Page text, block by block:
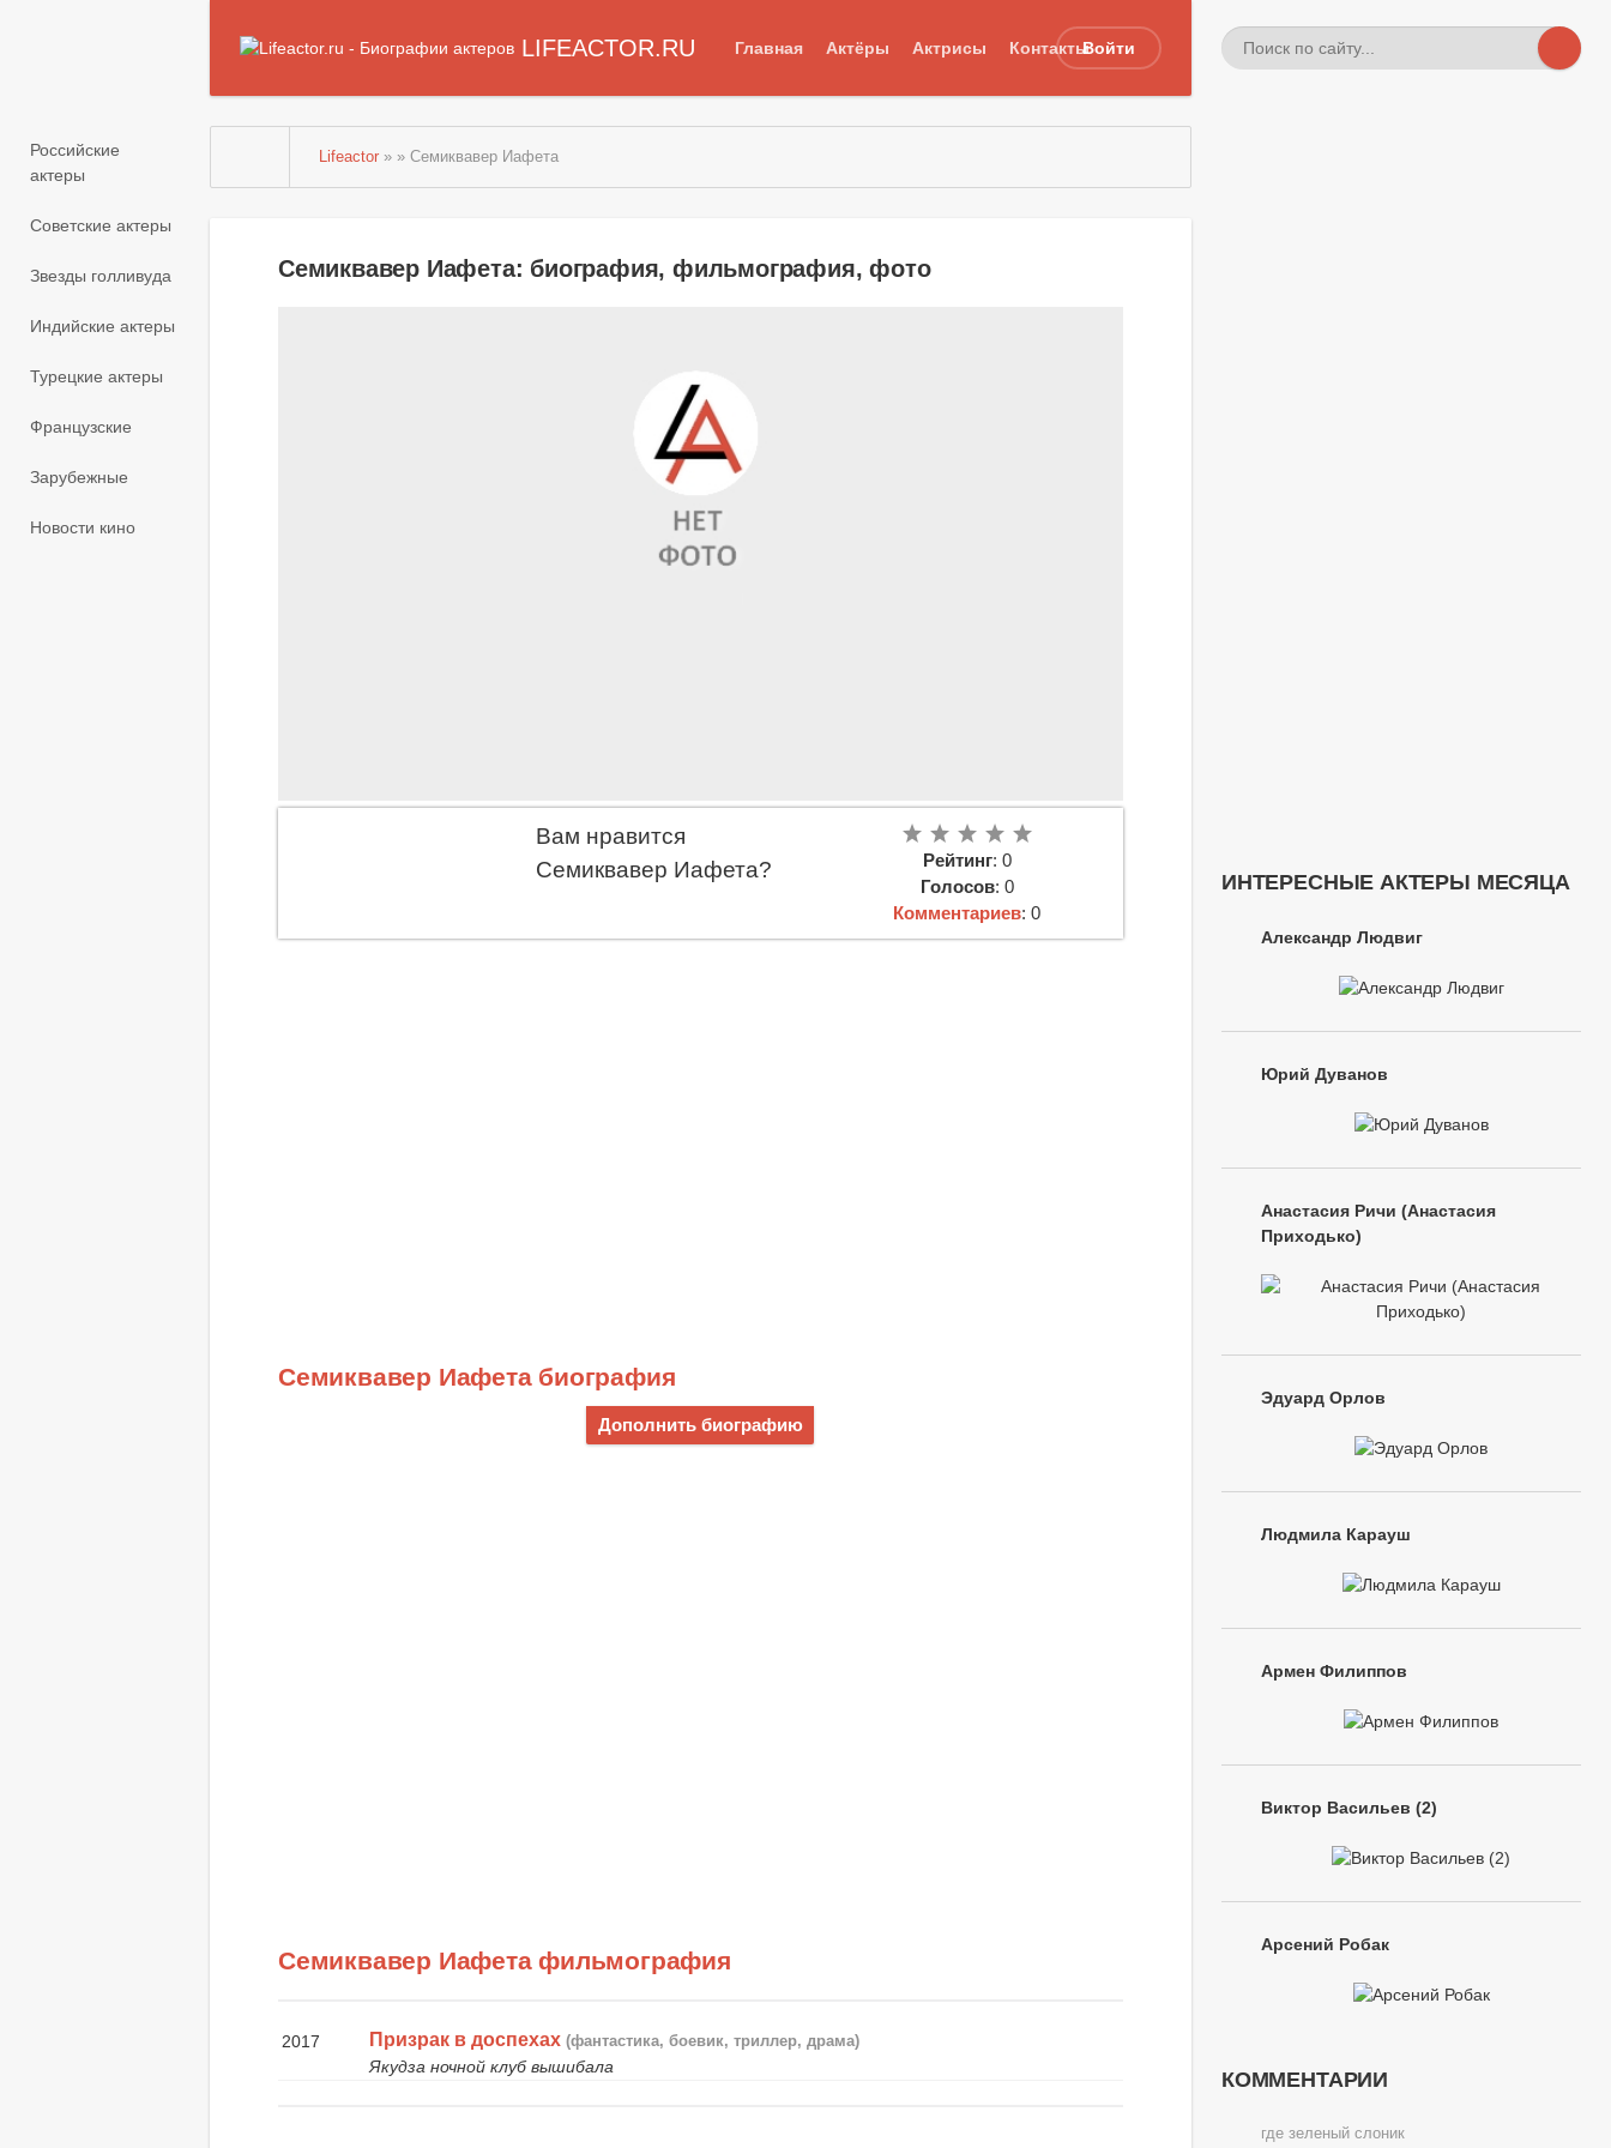
LIFEACTOR.RU Главная Актёры Актрисы КонтактыВойти
Российские
актеры
Советские актеры
Звезды голливуда
Индийские актеры
Турецкие актеры
Французские
Зарубежные
Новости кино
Lifeactor » » Семиквавер Иафета
Семиквавер Иафета: биография, фильмография, фото
Вам нравится
Семиквавер Иафета?
Рейтинг: 0
Голосов: 0
Комментариев: 0
Семиквавер Иафета биография
Дополнить биографию
Семиквавер Иафета фильмография
2017 Призрак в доспехах (фантастика, боевик, триллер, драма)
Якудза ночной клуб вышибала
ИНТЕРЕСНЫЕ АКТЕРЫ МЕСЯЦА
Александр Людвиг
Юрий Дуванов
Анастасия Ричи (Анастасия
Приходько)
Эдуард Орлов
Людмила Карауш
Армен Филиппов
Виктор Васильев (2)
Арсений Робак
КОММЕНТАРИИ
где зеленый слоник